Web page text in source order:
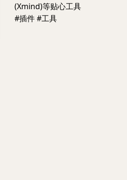
(Xmind)等贴心工具
#插件 #工具